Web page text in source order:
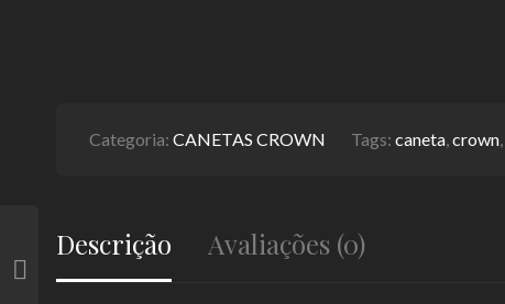
Categoria: CANETAS CROWN Tags: caneta,crown,
Descrição Avaliações (0)